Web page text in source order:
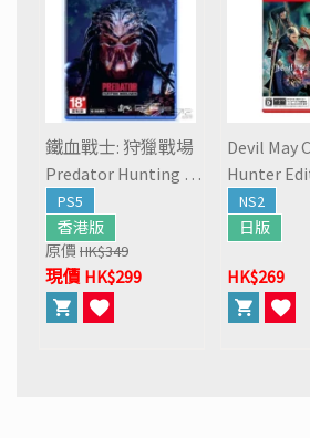
鐵血戰士: 狩獵戰場
Predator Hunting Gr
ounds
PS5
香港版
原價 HK$349
現價 HK$299
Devil May
Hunter
NS2
日版
HK$269